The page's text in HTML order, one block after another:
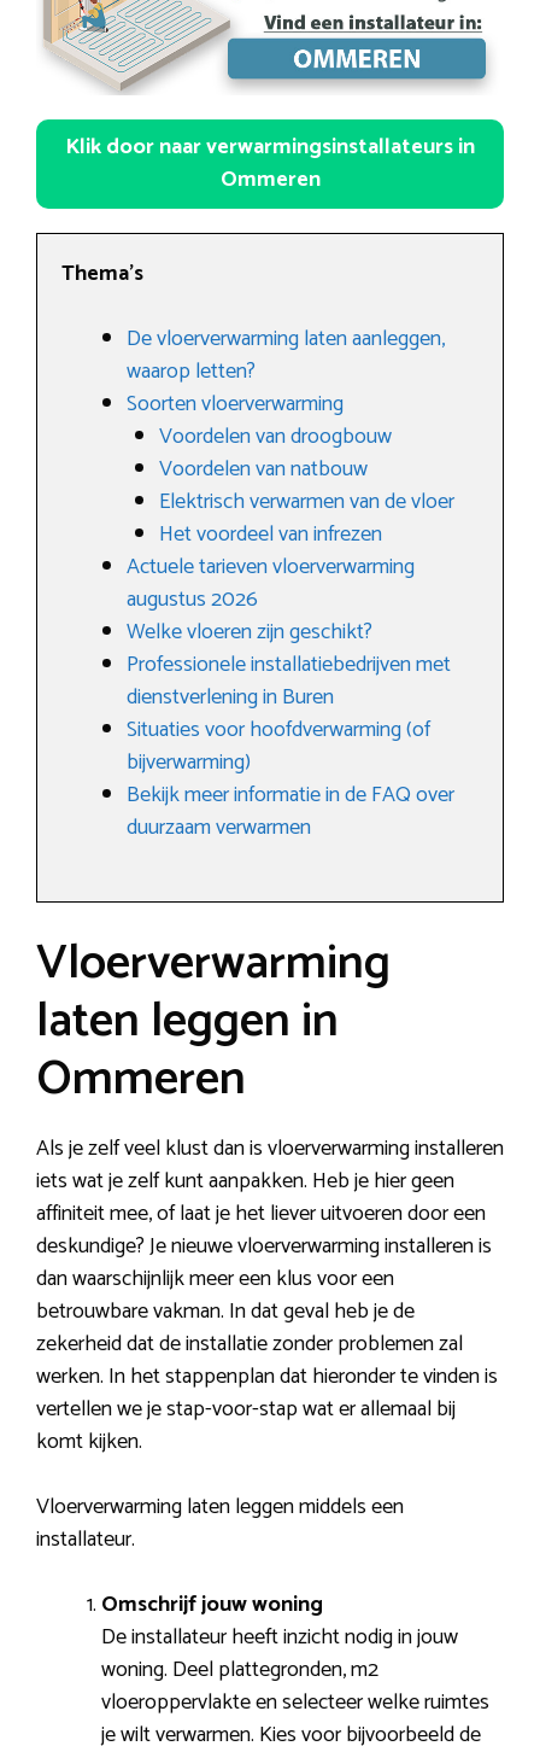
Klik door naar verwarmingsinstallateurs in
Ommeren
Thema’s
De vloerverwarming laten aanleggen,
waarop letten?
Soorten vloerverwarming
Voordelen van droogbouw
Voordelen van natbouw
Elektrisch verwarmen van de vloer
Het voordeel van infrezen
Actuele tarieven vloerverwarming
augustus 2026
Welke vloeren zijn geschikt?
Professionele installatiebedrijven met
dienstverlening in Buren
Situaties voor hoofdverwarming (of
bijverwarming)
Bekijk meer informatie in de FAQ over
duurzaam verwarmen
Vloerverwarming
laten leggen in
Ommeren
Als je zelf veel klust dan is vloerverwarming installeren
iets wat je zelf kunt aanpakken. Heb je hier geen
affiniteit mee, of laat je het liever uitvoeren door een
deskundige? Je nieuwe vloerverwarming installeren is
dan waarschijnlijk meer een klus voor een
betrouwbare vakman. In dat geval heb je de
zekerheid dat de installatie zonder problemen zal
werken. In het stappenplan dat hieronder te vinden is
vertellen we je stap-voor-stap wat er allemaal bij
komt kijken.
Vloerverwarming laten leggen middels een
installateur.
Omschrijf jouw woning
De installateur heeft inzicht nodig in jouw
woning. Deel plattegronden, m2
vloeroppervlakte en selecteer welke ruimtes
je wilt verwarmen. Kies voor bijvoorbeeld de